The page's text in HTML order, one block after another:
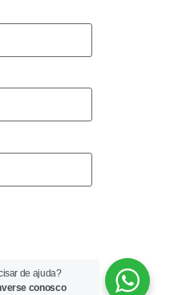
de ajuda?
conosco